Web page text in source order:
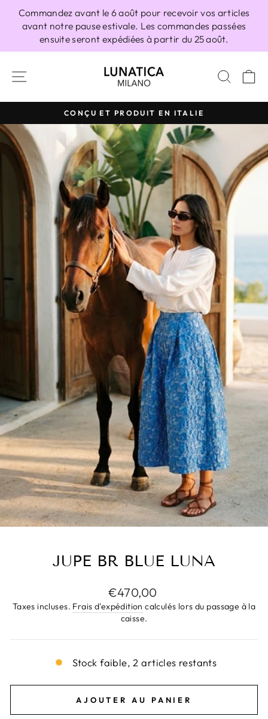
contenu
Commandez avant le 6 août pour recevoir vos articles
avant notre pause estivale. Les commandes passées
ensuite seront expédiées à partir du 25 août.
Diaporama
Pause
CONÇU ET PRODUIT EN ITALIE
JUPE BR BLUE LUNA
Prix
régulier
€470,00
Taxes incluses. Frais d'expédition calculés lors du passage à la
caisse.
Stock faible, 2 articles restants
AJOUTER AU PANIER